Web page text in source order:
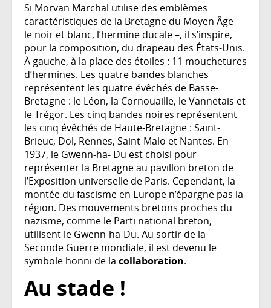
Si Morvan Marchal utilise des emblèmes
caractéristiques de la Bretagne du Moyen Âge –
le noir et blanc, l’hermine ducale –, il s’inspire,
pour la composition, du drapeau des États-Unis.
À gauche, à la place des étoiles : 11 mouchetures
d’hermines. Les quatre bandes blanches
représentent les quatre évêchés de Basse-
Bretagne : le Léon, la Cornouaille, le Vannetais et
le Trégor. Les cinq bandes noires représentent
les cinq évêchés de Haute-Bretagne : Saint-
Brieuc, Dol, Rennes, Saint-Malo et Nantes. En
1937, le Gwenn-ha- Du est choisi pour
représenter la Bretagne au pavillon breton de
l’Exposition universelle de Paris. Cependant, la
montée du fascisme en Europe n’épargne pas la
région. Des mouvements bretons proches du
nazisme, comme le Parti national breton,
utilisent le Gwenn-ha-Du. Au sortir de la
Seconde Guerre mondiale, il est devenu le
symbole honni de la collaboration.
Au stade !